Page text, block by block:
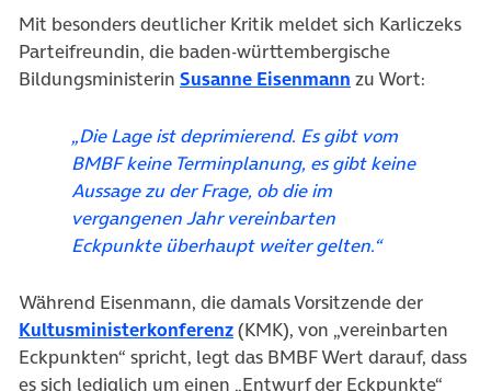
Mit besonders deutlicher Kritik meldet sich Karliczeks
Parteifreundin, die baden-württembergische
Bildungsministerin Susanne Eisenmann (öffnet in
zu Wort:
„Die Lage ist deprimierend. Es gibt vom
BMBF keine Terminplanung, es gibt keine
Aussage zu der Frage, ob die im
vergangenen Jahr vereinbarten
Eckpunkte überhaupt weiter gelten.“
Während Eisenmann, die damals Vorsitzende der
Kultusministerkonferenz(öffnet in neuem Tab)
(KMK), von „vereinbarten
Eckpunkten“ spricht, legt das BMBF Wert darauf, dass
es sich lediglich um einen „Entwurf der Eckpunkte“